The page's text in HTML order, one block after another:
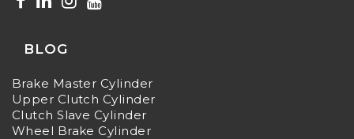
BLOG
Brake Master Cylinder
Upper Clutch Cylinder
Clutch Slave Cylinder
Wheel Brake Cylinder